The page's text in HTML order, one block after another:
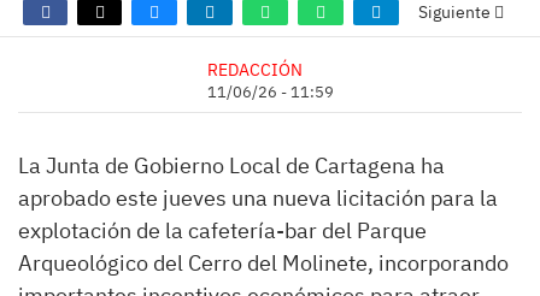
Siguiente
REDACCIÓN
11/06/26 - 11:59
La Junta de Gobierno Local de Cartagena ha
aprobado este jueves una nueva licitación para la
explotación de la cafetería-bar del Parque
Arqueológico del Cerro del Molinete, incorporando